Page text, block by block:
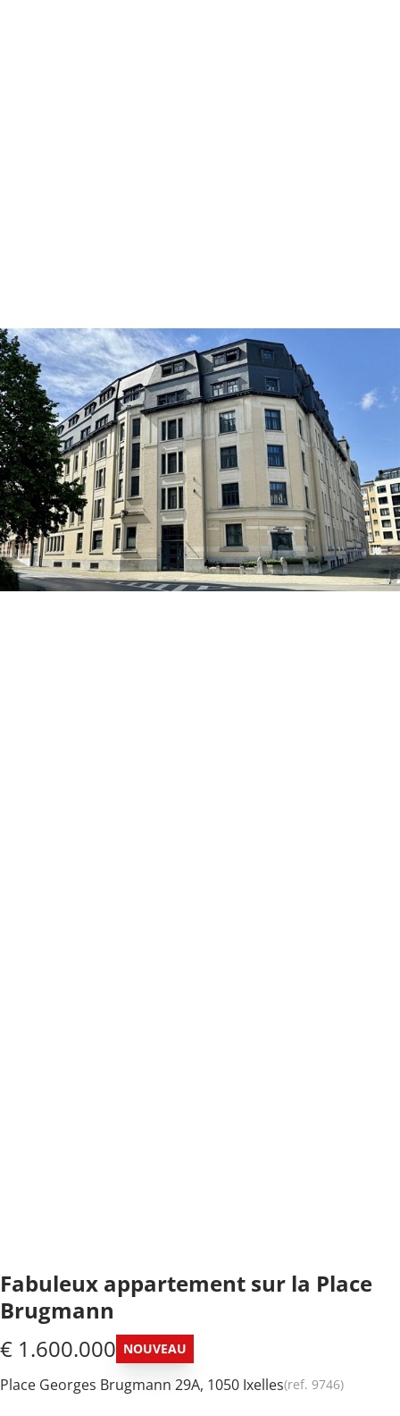
Fabuleux appartement sur la Place
Brugmann
€ 1.600.000 NOUVEAU
Place Georges Brugmann 29A, 1050 Ixelles(ref. 9746)